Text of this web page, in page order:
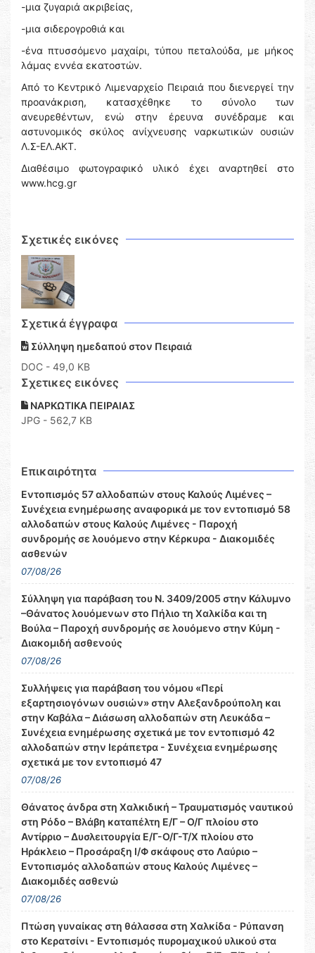
-μια ζυγαριά ακριβείας,
-μια σιδερογροθιά και
-ένα πτυσσόμενο μαχαίρι, τύπου πεταλούδα, με μήκος
λάμας εννέα εκατοστών.
Από το Κεντρικό Λιμεναρχείο Πειραιά που διενεργεί την
προανάκριση, κατασχέθηκε το σύνολο των
ανευρεθέντων, ενώ στην έρευνα συνέδραμε και
αστυνομικός σκύλος ανίχνευσης ναρκωτικών ουσιών
Λ.Σ-ΕΛ.ΑΚΤ.
Διαθέσιμο φωτογραφικό υλικό έχει αναρτηθεί στο
www.hcg.gr
Σχετικές εικόνες
Σχετικά έγγραφα
Σύλληψη ημεδαπού στον Πειραιά
DOC - 49,0 KB
Σχετικες εικόνες
ΝΑΡΚΩΤΙΚΑ ΠΕΙΡΑΙΑΣ
JPG - 562,7 KB
Επικαιρότητα
Εντοπισμός 57 αλλοδαπών στους Καλούς Λιμένες –
Συνέχεια ενημέρωσης αναφορικά με τον εντοπισμό 58
αλλοδαπών στους Καλούς Λιμένες - Παροχή
συνδρομής σε λουόμενο στην Κέρκυρα - Διακομιδές
ασθενών
07/08/26
Σύλληψη για παράβαση του Ν. 3409/2005 στην Κάλυμνο
–Θάνατος λουόμενων στο Πήλιο τη Χαλκίδα και τη
Βούλα – Παροχή συνδρομής σε λουόμενο στην Κύμη -
Διακομιδή ασθενούς
07/08/26
Συλλήψεις για παράβαση του νόμου «Περί
εξαρτησιογόνων ουσιών» στην Αλεξανδρούπολη και
στην Καβάλα – Διάσωση αλλοδαπών στη Λευκάδα –
Συνέχεια ενημέρωσης σχετικά με τον εντοπισμό 42
αλλοδαπών στην Ιεράπετρα - Συνέχεια ενημέρωσης
σχετικά με τον εντοπισμό 47
07/08/26
Θάνατος άνδρα στη Χαλκιδική – Τραυματισμός ναυτικού
στη Ρόδο – Βλάβη καταπέλτη Ε/Γ – Ο/Γ πλοίου στο
Αντίρριο – Δυσλειτουργία Ε/Γ-Ο/Γ-Τ/Χ πλοίου στο
Ηράκλειο – Προσάραξη Ι/Φ σκάφους στο Λαύριο –
Εντοπισμός αλλοδαπών στους Καλούς Λιμένες –
Διακομιδές ασθενώ
07/08/26
Πτώση γυναίκας στη θάλασσα στη Χαλκίδα - Ρύπανση
στο Κερατσίνι - Εντοπισμός πυρομαχικού υλικού στα